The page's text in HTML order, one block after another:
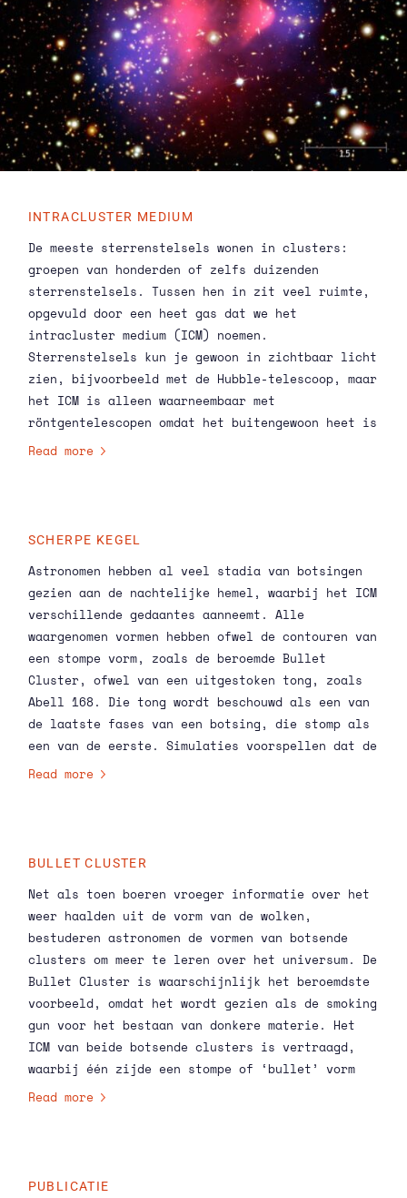
INTRACLUSTER MEDIUM
De meeste sterrenstelsels wonen in clusters:
groepen van honderden of zelfs duizenden
sterrenstelsels. Tussen hen in zit veel ruimte,
opgevuld door een heet gas dat we het
intracluster medium (ICM) noemen.
Sterrenstelsels kun je gewoon in zichtbaar licht
zien, bijvoorbeeld met de Hubble-telescoop, maar
het ICM is alleen waarneembaar met
röntgentelescopen omdat het buitengewoon heet is
—honderden miljoenen graden. Met slechts één
sterrenstelsels. De onmetelijkheid van de ruimte
een botsing met een naburig cluster.
Sterrenstelsels zweven ongehinderd op ruime
afstand langs elkaar heen, terwijl het ICM
daadwerkelijk botst.
Read more
SCHERPE KEGEL
Astronomen hebben al veel stadia van botsingen
gezien aan de nachtelijke hemel, waarbij het ICM
verschillende gedaantes aanneemt. Alle
waargenomen vormen hebben ofwel de contouren van
een stompe vorm, zoals de beroemde Bullet
Cluster, ofwel van een uitgestoken tong, zoals
Abell 168. Die tong wordt beschouwd als een van
de laatste fases van een botsing, die stomp als
een van de eerste. Simulaties voorspellen dat de
fase ertussenin de vorm moet hebben van een
(SRON/Leidse Sterrewacht), eindelijk het
de kegelvorm nadat ze de Chandra
röntgentelescoop 55 uur op het cluster ZwCl
2341+0000 hadden gericht. Co-auteur Aurora
Simionescu (SRON/Leidse Sterrewacht): ‘De
scherpe kegel is een erg vluchtig verschijnsel.
Het duurt maar kort, dus we zijn heel blij dat
we hem te pakken hebben.’
Read more
BULLET CLUSTER
Net als toen boeren vroeger informatie over het
weer haalden uit de vorm van de wolken,
bestuderen astronomen de vormen van botsende
clusters om meer te leren over het universum. De
Bullet Cluster is waarschijnlijk het beroemdste
voorbeeld, omdat het wordt gezien als de smoking
gun voor het bestaan van donkere materie. Het
ICM van beide botsende clusters is vertraagd,
waarbij één zijde een stompe of ‘bullet’ vorm
laat zien. Dit is te zien in röntgenstraling
omdat ze niet met elkaar botsen en slechts iets
Read more
PUBLICATIE